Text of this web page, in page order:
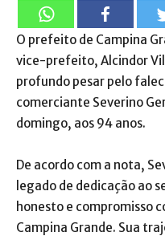
O prefeito de Campina
vice-prefeito, Alcindor
profundo pesar pelo
comerciante Severino
domingo, aos 94 anos.
De acordo com a nota,
legado de dedicação ao
honesto e compromisso
Campina Grande. Sua